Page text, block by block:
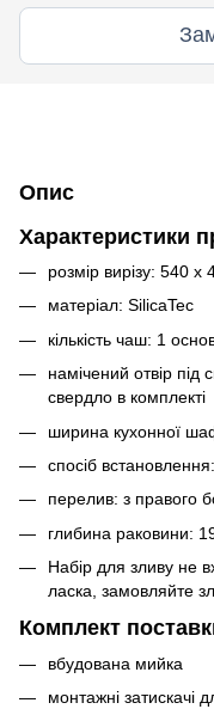
Опис
Характеристики
розмір вирізу: 540 x
матеріал: SilicaTec
кількість чаш: 1
намічений отвір
свердло в комплекті
ширина кухонної
спосіб
перелив: з правого
глибина раковини:
Набір для зливу не
ласка, замовляйте
Комплект
вбудована мийка
монтажні затискачі